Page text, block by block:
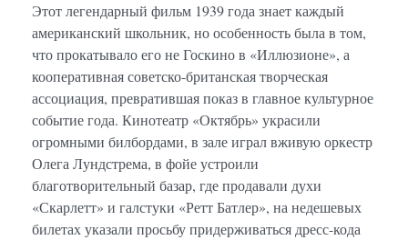
Этот легендарный фильм 1939 года знает каждый
американский школьник, но особенность была в том,
что прокатывало его не Госкино в «Иллюзионе», а
кооперативная советско-британская творческая
ассоциация, превратившая показ в главное культурное
событие года. Кинотеатр «Октябрь» украсили
огромными билбордами, в зале играл вживую оркестр
Олега Лундстрема, в фойе устроили
благотворительный базар, где продавали духи
«Скарлетт» и галстуки «Ретт Батлер», на недешевых
билетах указали просьбу придерживаться дресс-кода